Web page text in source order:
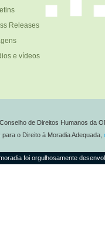
Releases
e vídeos
de Direitos Humanos da
o Direito à Moradia Adequada,
foi orgulhosamente